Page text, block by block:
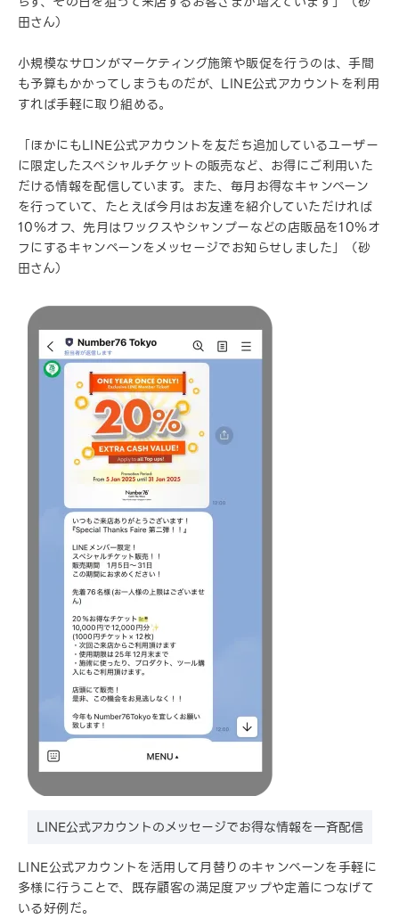
田さん）
小規模なサロンがマーケティング施策や販促を行うのは、手間
も予算もかかってしまうものだが、LINE公式アカウントを利用
すれば手軽に取り組める。
「ほかにもLINE公式アカウントを友だち追加しているユーザー
に限定したスペシャルチケットの販売など、お得にご利用いた
だける情報を配信しています。また、毎月お得なキャンペーン
を行っていて、たとえば今月はお友達を紹介していただければ
10％オフ、先月はワックスやシャンプーなどの店販品を10％オ
フにするキャンペーンをメッセージでお知らせしました」（砂
田さん）
LINE公式アカウントのメッセージでお得な情報を一斉配信
LINE公式アカウントを活用して月替りのキャンペーンを手軽に
多様に行うことで、既存顧客の満足度アップや定着につなげて
いる好例だ。